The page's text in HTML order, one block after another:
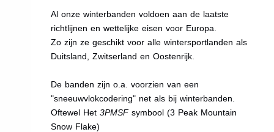
Al onze winterbanden voldoen aan de laatste
richtlijnen en wettelijke eisen voor Europa.
Zo zijn ze geschikt voor alle wintersportlanden als
Duitsland, Zwitserland en Oostenrijk.
De banden zijn o.a. voorzien van een
"sneeuwvlokcodering" net als bij winterbanden.
Oftewel Het3PMSFsymbool (3 Peak Mountain
Snow Flake)